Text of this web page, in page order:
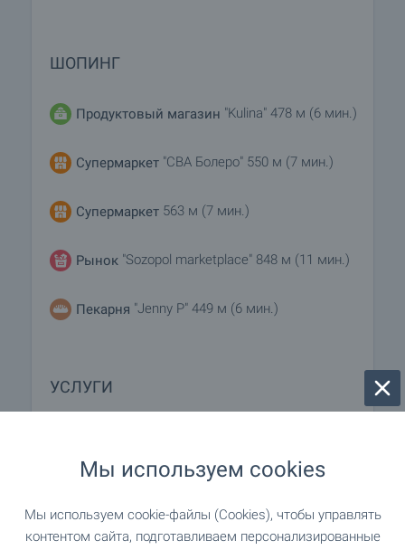
ШОПИНГ
Продуктовый магазин "Kulina" 478 м (6 мин.)
Супермаркет "CBA Болеро" 550 м (7 мин.)
Супермаркет 563 м (7 мин.)
Рынок "Sozopol marketplace" 848 м (11 мин.)
Пекарня "Jenny P" 449 м (6 мин.)
УСЛУГИ
"UniCredit" 751 м (10 мин.)
Аптека509 м (7 мин.)
Мы используем cookies
Мы используем cookie-файлы (Cookies), чтобы управлять
контентом сайта, подготавливаем персонализированные